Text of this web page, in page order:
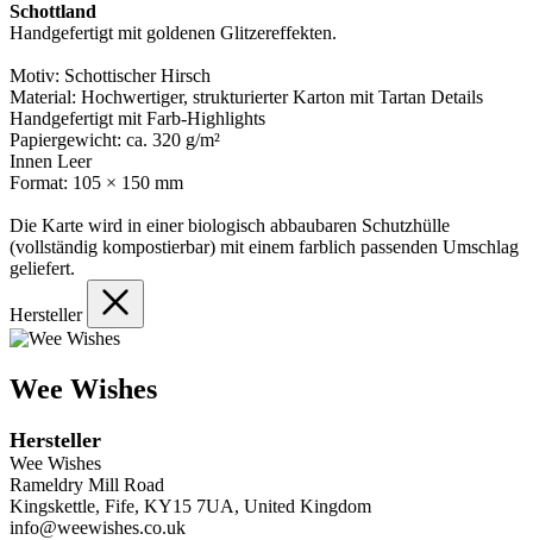
Schottland
Handgefertigt mit goldenen Glitzereffekten.
Motiv: Schottischer Hirsch
Material: Hochwertiger, strukturierter Karton mit Tartan Details
Handgefertigt mit Farb-Highlights
Papiergewicht: ca. 320 g/m²
Innen Leer
Format: 105 × 150 mm
Die Karte wird in einer biologisch abbaubaren Schutzhülle
(vollständig kompostierbar) mit einem farblich passenden Umschlag
geliefert.
Hersteller
Wee Wishes
Hersteller
Wee Wishes
Rameldry Mill Road
Kingskettle, Fife, KY15 7UA, United Kingdom
info@weewishes.co.uk